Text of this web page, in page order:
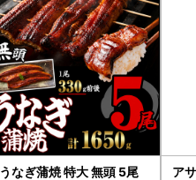
うなぎ蒲焼 特大 無頭 5尾
ア